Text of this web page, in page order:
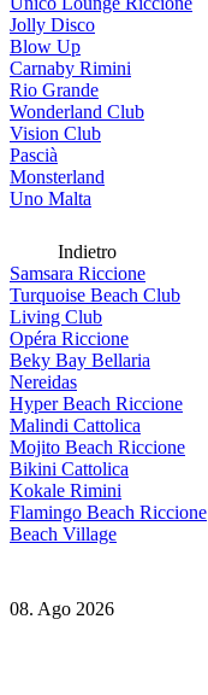
Jolly Disco
Blow Up
Carnaby Rimini
Rio Grande
Wonderland Club
Vision Club
Pascià
Monsterland
Uno Malta
Indietro
Samsara Riccione
Turquoise Beach Club
Living Club
Opéra Riccione
Beky Bay Bellaria
Nereidas
Hyper Beach Riccione
Malindi Cattolica
Mojito Beach Riccione
Bikini Cattolica
Kokale Rimini
Flamingo Beach Riccione
Beach Village
08. Ago 2026